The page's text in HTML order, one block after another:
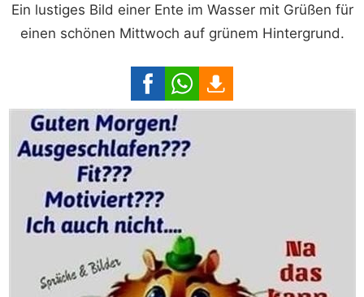
Ein lustiges Bild einer Ente im Wasser mit Grüßen für
einen schönen Mittwoch auf grünem Hintergrund.